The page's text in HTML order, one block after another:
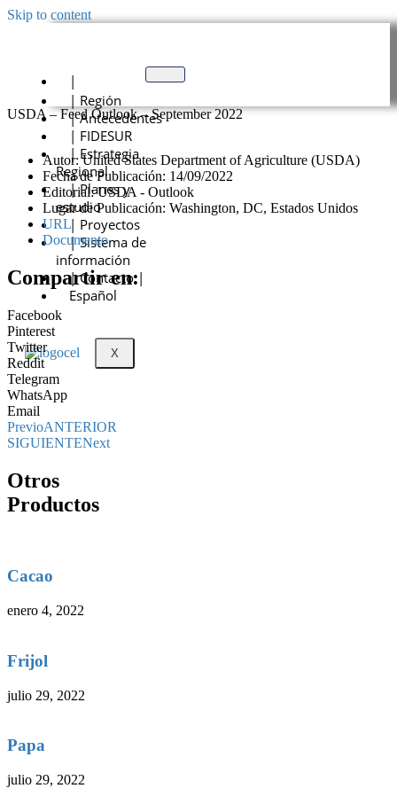
Skip to content
|
| Región
| Antecedentes
| FIDESUR
| Estrategia
Regional
| Planes y
estudio
| Proyectos
| Sistema de
información
| Contacto |
Español
X
USDA – Feed Outlook – September 2022
Autor: United States Department of Agriculture (USDA)
Fecha de Publicación: 14/09/2022
Editorial: USDA - Outlook
Lugar de Publicación: Washington, DC, Estados Unidos
URL
Documento
Compartir en:
Facebook
Pinterest
Twitter
Reddit
Telegram
WhatsApp
Email
PrevioANTERIOR
SIGUIENTENext
Otros
Productos
Cacao
enero 4, 2022
Frijol
julio 29, 2022
Papa
julio 29, 2022